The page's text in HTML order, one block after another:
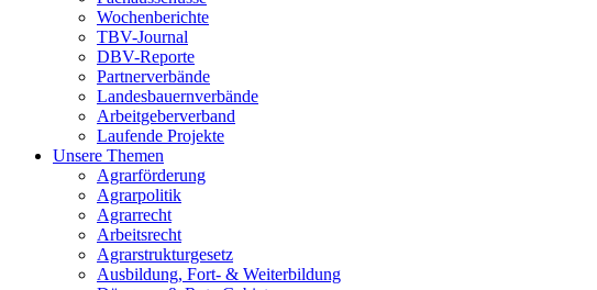
Wochenberichte
TBV-Journal
DBV-Reporte
Partnerverbände
Landesbauernverbände
Arbeitgeberverband
Laufende Projekte
Unsere Themen
Agrarförderung
Agrarpolitik
Agrarrecht
Arbeitsrecht
Agrarstrukturgesetz
Ausbildung, Fort- & Weiterbildung